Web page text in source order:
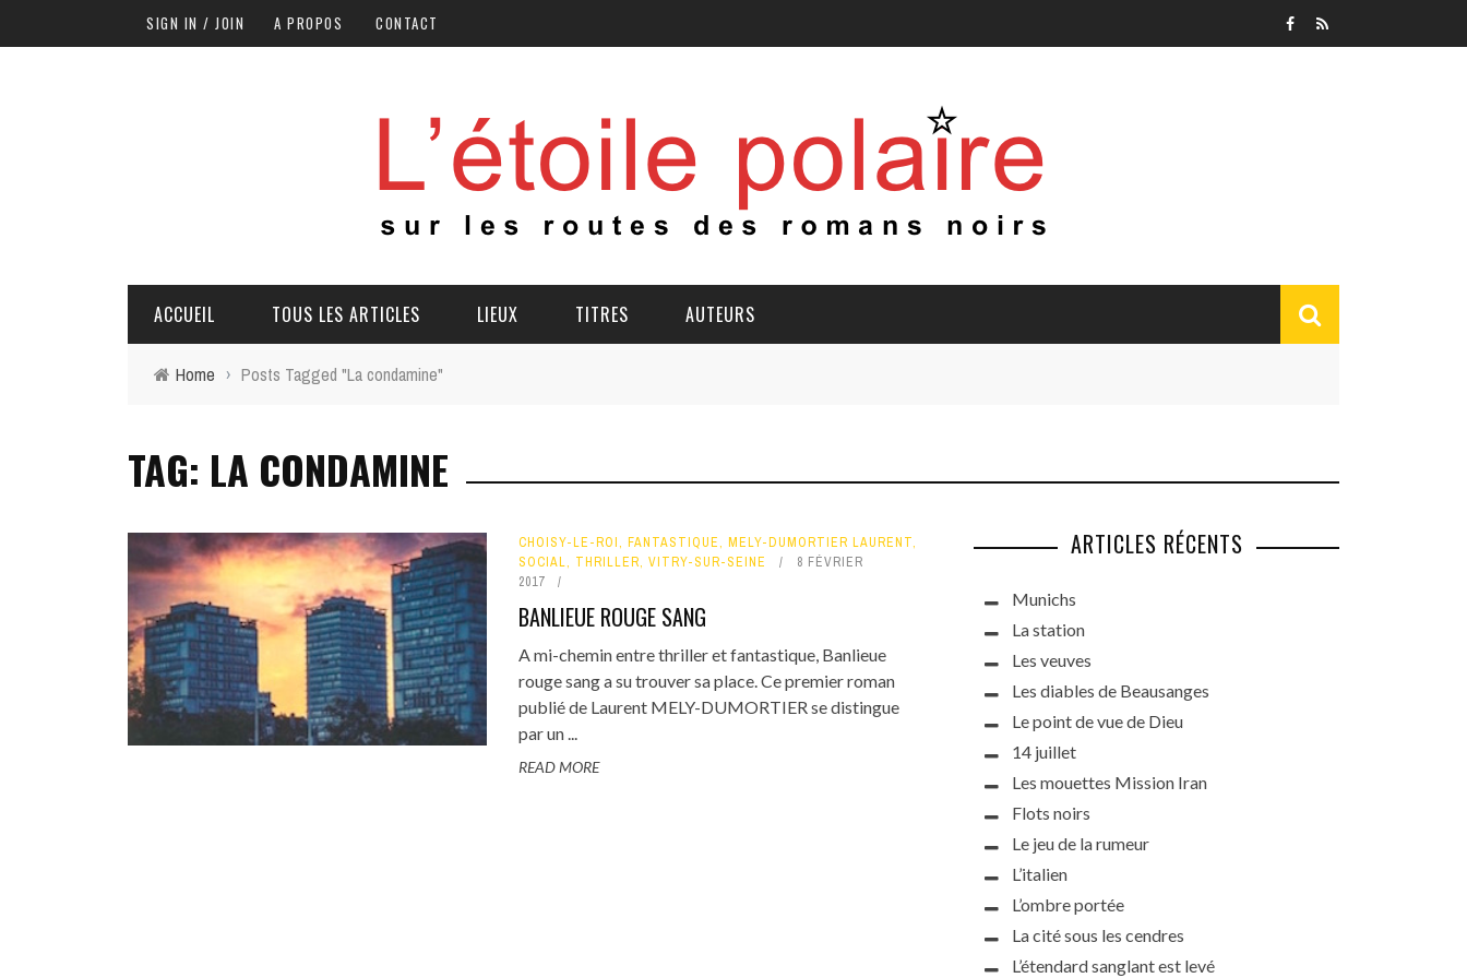
SIGN IN / JOIN A PROPOS CONTACT
ACCUEIL TOUS LES ARTICLES LIEUX TITRES AUTEURS
Home › Posts Tagged "La condamine"
TAG: LA CONDAMINE
CHOISY-LE-ROI, FANTASTIQUE, MELY-DUMORTIER LAURENT,
SOCIAL, THRILLER, VITRY-SUR-SEINE
8 FÉVRIER
2017
BANLIEUE ROUGE SANG
A mi-chemin entre thriller et fantastique, Banlieue
rouge sang a su trouver sa place. Ce premier roman
publié de Laurent MELY-DUMORTIER se distingue
par un ...
READ MORE
ARTICLES RÉCENTS
Munichs
La station
Les veuves
Les diables de Beausanges
Le point de vue de Dieu
14 juillet
Les mouettes Mission Iran
Flots noirs
Le jeu de la rumeur
L’italien
L’ombre portée
La cité sous les cendres
L’étendard sanglant est levé